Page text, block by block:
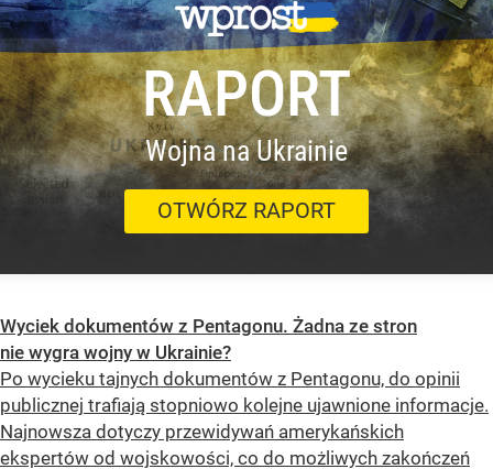
RAPORT
Wojna na Ukrainie
OTWÓRZ RAPORT
Wyciek dokumentów z Pentagonu. Żadna ze stron
nie wygra wojny w Ukrainie?
Po wycieku tajnych dokumentów z Pentagonu, do opinii
publicznej trafiają stopniowo kolejne ujawnione informacje.
Najnowsza dotyczy przewidywań amerykańskich
ekspertów od wojskowości, co do możliwych zakończeń